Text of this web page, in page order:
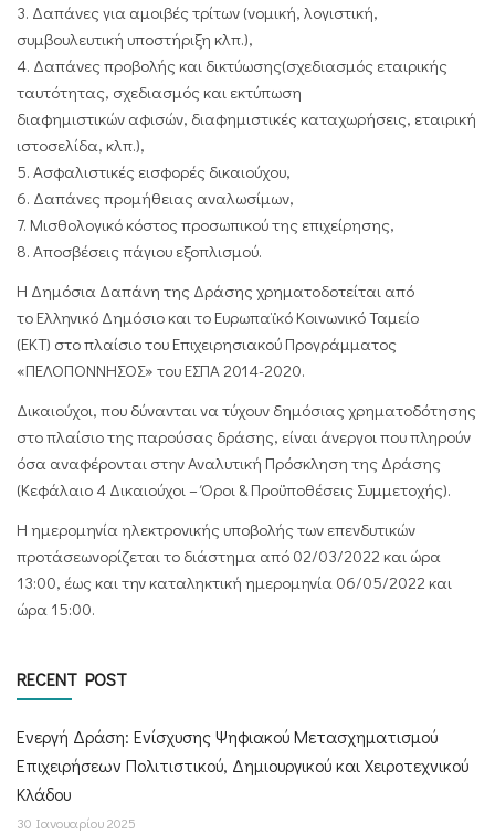
3. Δαπάνες για αμοιβές τρίτων (νομική, λογιστική,
συμβουλευτική υποστήριξη κλπ.),
4. Δαπάνες προβολής και δικτύωσης(σχεδιασμός εταιρικής
ταυτότητας, σχεδιασμός και εκτύπωση
διαφημιστικών αφισών, διαφημιστικές καταχωρήσεις, εταιρική
ιστοσελίδα, κλπ.),
5. Ασφαλιστικές εισφορές δικαιούχου,
6. Δαπάνες προμήθειας αναλωσίμων,
7. Μισθολογικό κόστος προσωπικού της επιχείρησης,
8. Αποσβέσεις πάγιου εξοπλισμού.
Η Δημόσια Δαπάνη της Δράσης χρηματοδοτείται από
το Ελληνικό Δημόσιο και το Ευρωπαϊκό Κοινωνικό Ταμείο
(ΕΚΤ) στο πλαίσιο του Επιχειρησιακού Προγράμματος
«ΠΕΛΟΠΟΝΝΗΣΟΣ» του ΕΣΠΑ 2014-2020.
Δικαιούχοι, που δύνανται να τύχουν δημόσιας χρηματοδότησης
στο πλαίσιο της παρούσας δράσης, είναι άνεργοι που πληρούν
όσα αναφέρονται στην Αναλυτική Πρόσκληση της Δράσης
(Κεφάλαιο 4 Δικαιούχοι – Όροι & Προϋποθέσεις Συμμετοχής).
Η ημερομηνία ηλεκτρονικής υποβολής των επενδυτικών
προτάσεωνορίζεται το διάστημα από 02/03/2022 και ώρα
13:00, έως και την καταληκτική ημερομηνία 06/05/2022 και
ώρα 15:00.
RECENT POST
Ενεργή Δράση: Ενίσχυσης Ψηφιακού Μετασχηματισμού
Επιχειρήσεων Πολιτιστικού, Δημιουργικού και Χειροτεχνικού
Κλάδου
30 Ιανουαρίου 2025